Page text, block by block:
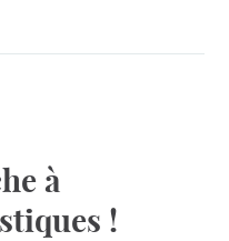
à
!